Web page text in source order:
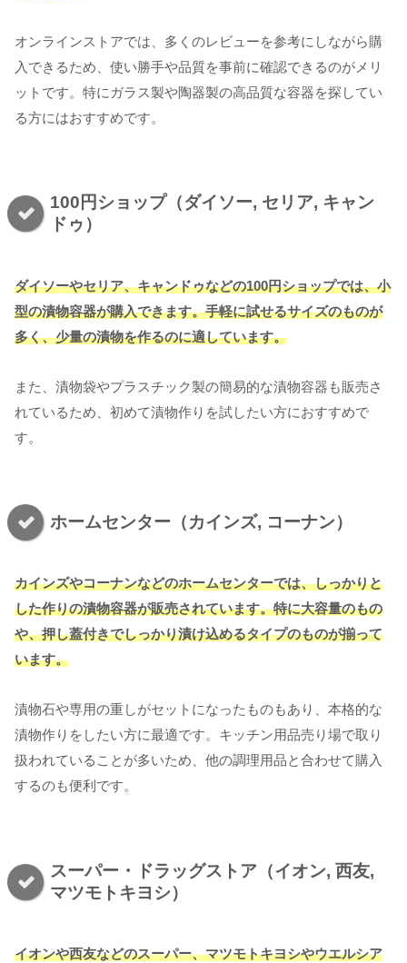
オンラインストアでは、多くのレビューを参考にしながら購
入できるため、使い勝手や品質を事前に確認できるのがメリ
ットです。特にガラス製や陶器製の高品質な容器を探してい
る方にはおすすめです。
100円ショップ（ダイソー, セリア, キャン
ドゥ）
ダイソーやセリア、キャンドゥなどの100円ショップでは、小
型の漬物容器が購入できます。手軽に試せるサイズのものが
多く、少量の漬物を作るのに適しています。
また、漬物袋やプラスチック製の簡易的な漬物容器も販売さ
れているため、初めて漬物作りを試したい方におすすめで
す。
ホームセンター（カインズ, コーナン）
カインズやコーナンなどのホームセンターでは、しっかりと
した作りの漬物容器が販売されています。特に大容量のもの
や、押し蓋付きでしっかり漬け込めるタイプのものが揃って
います。
漬物石や専用の重しがセットになったものもあり、本格的な
漬物作りをしたい方に最適です。キッチン用品売り場で取り
扱われていることが多いため、他の調理用品と合わせて購入
するのも便利です。
スーパー・ドラッグストア（イオン, 西友,
マツモトキヨシ）
イオンや西友などのスーパー、マツモトキヨシやウエルシア